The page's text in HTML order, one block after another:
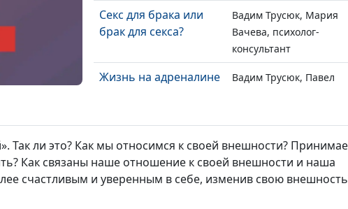
Секс для брака или
брак для секса?
Вадим Трусюк, Мария
Вачева, психолог-
консультант
Жизнь на адреналине
Вадим Трусюк, Павел
Вадим Трусюк, Павел
Так ли это? Как мы относимся к своей внешности?
Как связаны наше отношение к своей внешности и наша
счастливым и уверенным в себе, изменив свою